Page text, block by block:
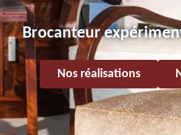
Brocanteur
Nos réalisations